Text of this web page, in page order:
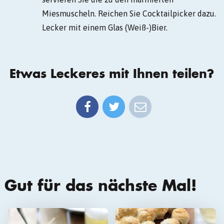
Miesmuscheln. Reichen Sie Cocktailpicker dazu.
Lecker mit einem Glas (Weiß-)Bier.
Etwas Leckeres mit Ihnen teilen?
Gut für das nächste Mal!